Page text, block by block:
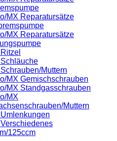
MX Reparatursätze
MX Reparatursätze
Muttern
MX Gemischschrauben
MX Standgasschrauben
MX
Muttern
125ccm